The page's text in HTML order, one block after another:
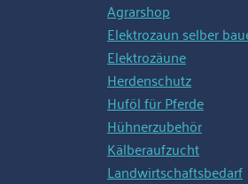
Agrarshop
Elektrozaun selber
Elektrozäune
Herdenschutz
Huföl für Pferde
Hühnerzubehör
Kälberaufzucht
Landwirtschaftsbedarf